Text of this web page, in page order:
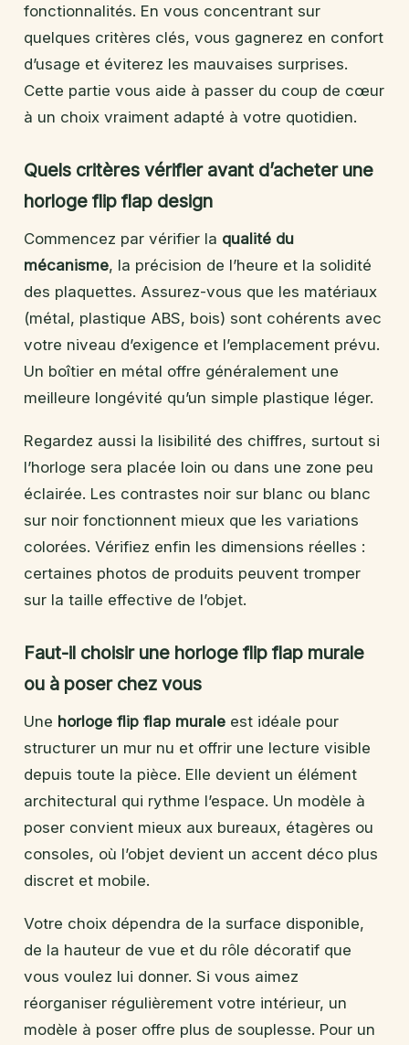
fonctionnalités. En vous concentrant sur
quelques critères clés, vous gagnerez en confort
d’usage et éviterez les mauvaises surprises.
Cette partie vous aide à passer du coup de cœur
à un choix vraiment adapté à votre quotidien.
Quels critères vérifier avant d’acheter une
horloge flip flap design
Commencez par vérifier la qualité du
mécanisme, la précision de l’heure et la solidité
des plaquettes. Assurez-vous que les matériaux
(métal, plastique ABS, bois) sont cohérents avec
votre niveau d’exigence et l’emplacement prévu.
Un boîtier en métal offre généralement une
meilleure longévité qu’un simple plastique léger.
Regardez aussi la lisibilité des chiffres, surtout si
l’horloge sera placée loin ou dans une zone peu
éclairée. Les contrastes noir sur blanc ou blanc
sur noir fonctionnent mieux que les variations
colorées. Vérifiez enfin les dimensions réelles :
certaines photos de produits peuvent tromper
sur la taille effective de l’objet.
Faut-il choisir une horloge flip flap murale
ou à poser chez vous
Une horloge flip flap murale est idéale pour
structurer un mur nu et offrir une lecture visible
depuis toute la pièce. Elle devient un élément
architectural qui rythme l’espace. Un modèle à
poser convient mieux aux bureaux, étagères ou
consoles, où l’objet devient un accent déco plus
discret et mobile.
Votre choix dépendra de la surface disponible,
de la hauteur de vue et du rôle décoratif que
vous voulez lui donner. Si vous aimez
réorganiser régulièrement votre intérieur, un
modèle à poser offre plus de souplesse. Pour un